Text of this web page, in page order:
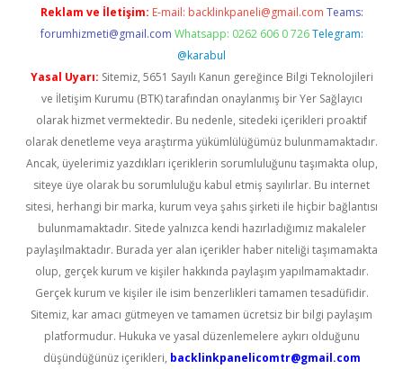
Reklam ve İletişim: E-mail: backlinkpaneli@gmail.com Teams:
forumhizmeti@gmail.com Whatsapp: 0262 606 0 726 Telegram:
@karabul
Yasal Uyarı: Sitemiz, 5651 Sayılı Kanun gereğince Bilgi Teknolojileri
ve İletişim Kurumu (BTK) tarafından onaylanmış bir Yer Sağlayıcı
olarak hizmet vermektedir. Bu nedenle, sitedeki içerikleri proaktif
olarak denetleme veya araştırma yükümlülüğümüz bulunmamaktadır.
Ancak, üyelerimiz yazdıkları içeriklerin sorumluluğunu taşımakta olup,
siteye üye olarak bu sorumluluğu kabul etmiş sayılırlar. Bu internet
sitesi, herhangi bir marka, kurum veya şahıs şirketi ile hiçbir bağlantısı
bulunmamaktadır. Sitede yalnızca kendi hazırladığımız makaleler
paylaşılmaktadır. Burada yer alan içerikler haber niteliği taşımamakta
olup, gerçek kurum ve kişiler hakkında paylaşım yapılmamaktadır.
Gerçek kurum ve kişiler ile isim benzerlikleri tamamen tesadüfidir.
Sitemiz, kar amacı gütmeyen ve tamamen ücretsiz bir bilgi paylaşım
platformudur. Hukuka ve yasal düzenlemelere aykırı olduğunu
düşündüğünüz içerikleri, backlinkpanelicomtr@gmail.com